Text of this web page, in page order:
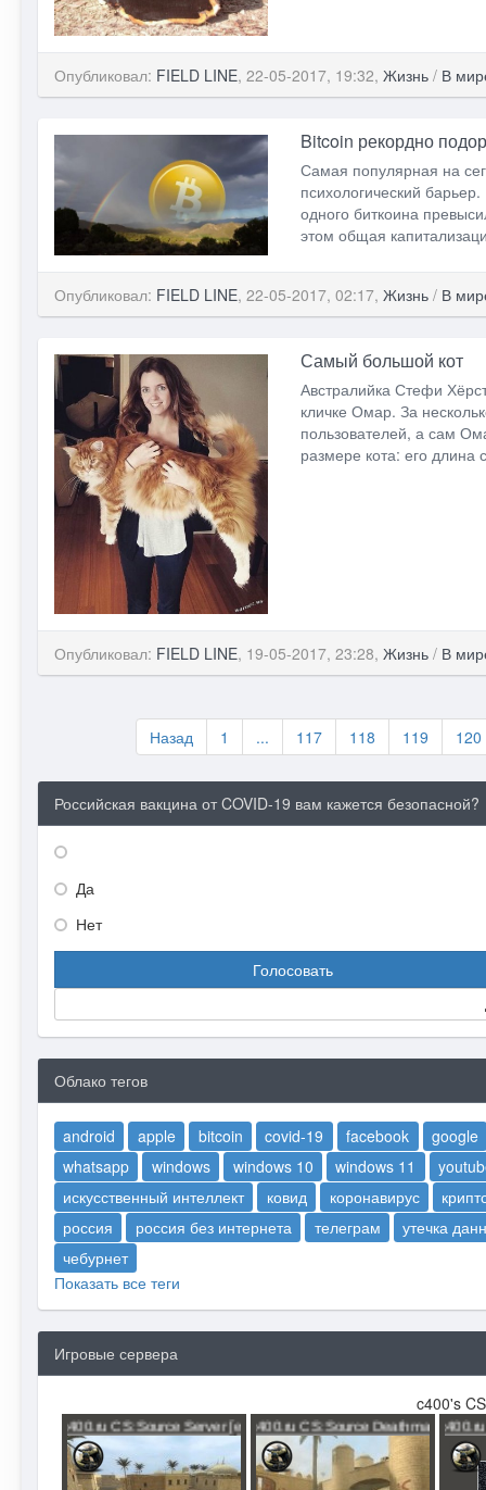
Опубликовал: FIELD LINE, 22-05-2017, 19:32, Жизнь/ В
Bitcoin рекордно
Самая популярная на
психологический
одного биткоина
этом общая
Опубликовал: FIELD LINE, 22-05-2017, 02:17, Жизнь/ В
Самый большой кот
Австралийка Стефи
кличке Омар. За
пользователей, а сам
размере кота: его
Опубликовал: FIELD LINE, 19-05-2017, 23:28, Жизнь/ В
Назад 1 ... 117 118 119 120
Российская вакцина от COVID-19 вам кажется безопасной?
Да
Нет
Голосовать
Облако тегов
android apple bitcoin covid-19 facebook
google
whatsapp
windows windows 10 windows 11
искусственный интеллект
ковид коронавирус
россия
россия без интернета телеграм
утечка
чебурнет
Показать все теги
Игровые сервера
c400's